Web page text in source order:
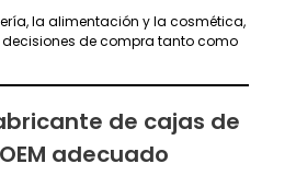
la alimentación y la cosmética,
decisiones de compra tanto como
de cajas de
adecuado